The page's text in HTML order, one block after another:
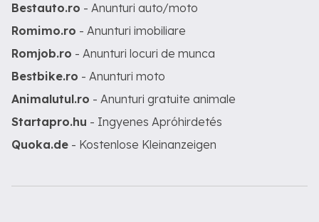
Bestauto.ro - Anunturi auto/moto
Romimo.ro - Anunturi imobiliare
Romjob.ro - Anunturi locuri de munca
Bestbike.ro - Anunturi moto
Animalutul.ro - Anunturi gratuite animale
Startapro.hu - Ingyenes Apróhirdetés
Quoka.de - Kostenlose Kleinanzeigen